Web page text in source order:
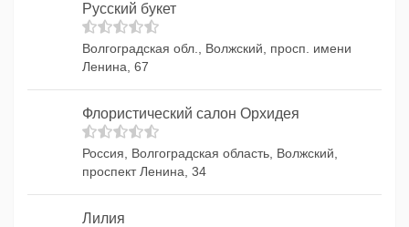
Русский букет
Волгоградская обл., Волжский, просп. имени
Ленина, 67
Флористический салон Орхидея
Россия, Волгоградская область, Волжский,
проспект Ленина, 34
Лилия